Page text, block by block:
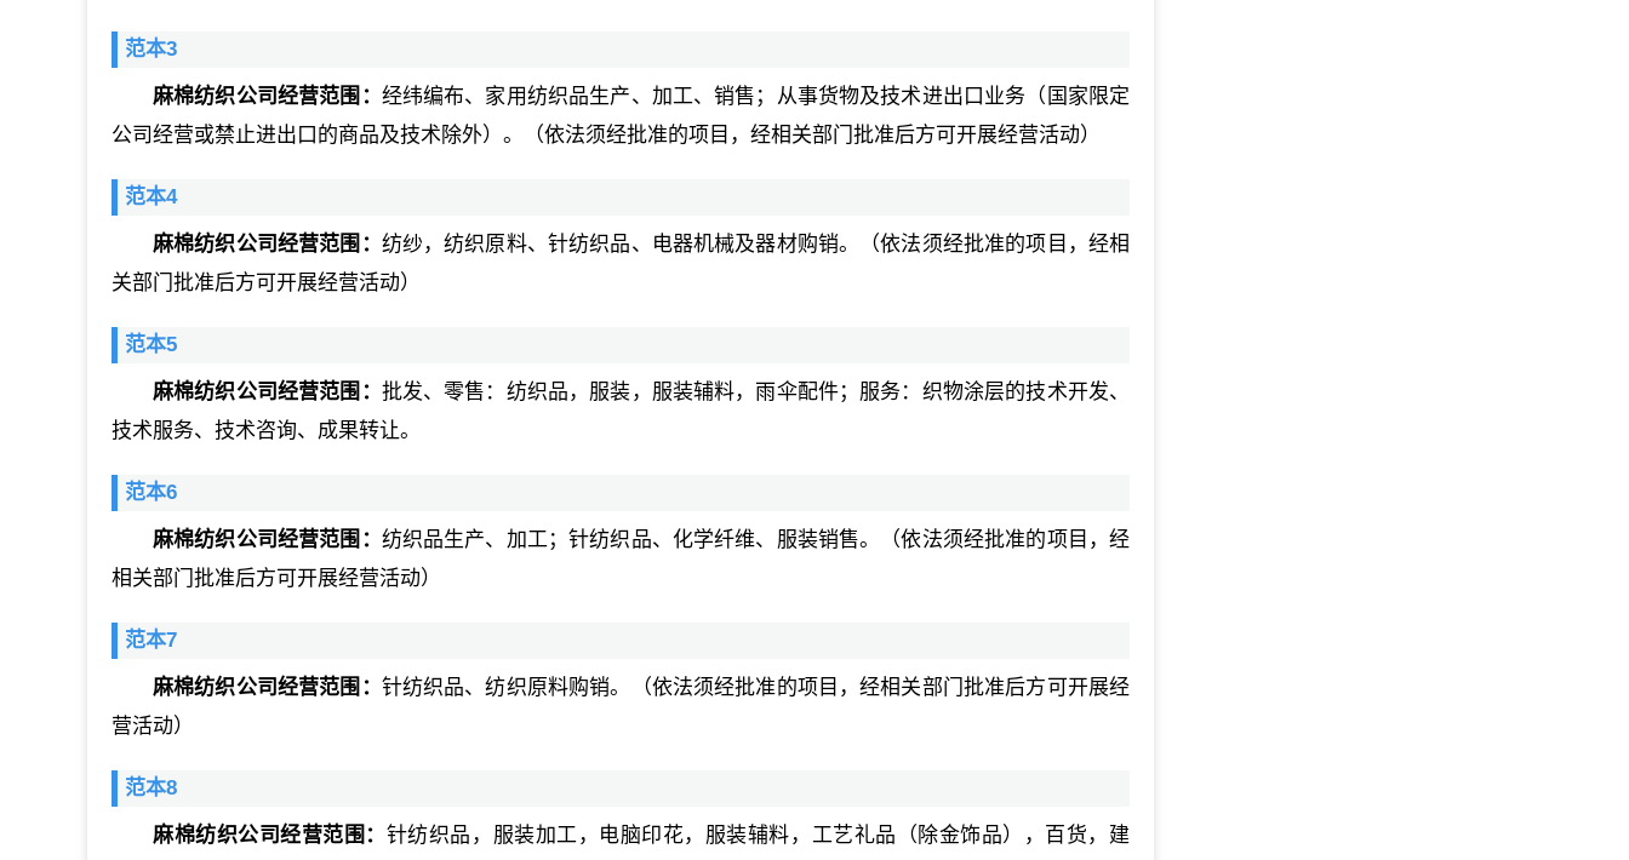
范本3
麻棉纺织公司经营范围： 经纬编布、家用纺织品生产、加工、销售；从事货物及技术进出口业务（国家限定
公司经营或禁止进出口的商品及技术除外）。（依法须经批准的项目，经相关部门批准后方可开展经营活动）
范本4
麻棉纺织公司经营范围： 纺纱，纺织原料、针纺织品、电器机械及器材购销。（依法须经批准的项目，经相
关部门批准后方可开展经营活动）
范本5
麻棉纺织公司经营范围： 批发、零售：纺织品，服装，服装辅料，雨伞配件；服务：织物涂层的技术开发、
技术服务、技术咨询、成果转让。
范本6
麻棉纺织公司经营范围： 纺织品生产、加工；针纺织品、化学纤维、服装销售。（依法须经批准的项目，经
相关部门批准后方可开展经营活动）
范本7
麻棉纺织公司经营范围： 针纺织品、纺织原料购销。（依法须经批准的项目，经相关部门批准后方可开展经
营活动）
范本8
麻棉纺织公司经营范围： 针纺织品，服装加工，电脑印花，服装辅料，工艺礼品（除金饰品），百货，建